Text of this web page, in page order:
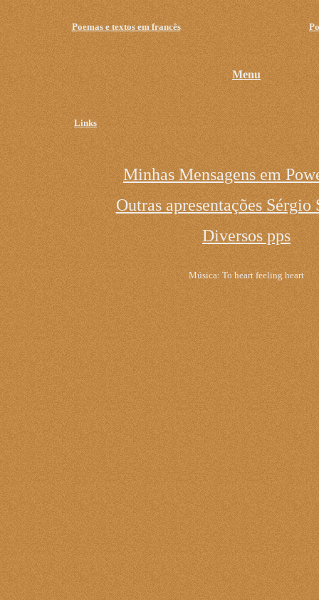
Poemas e textos em francês
Menu
Links
Minhas Mensagens em
Outras apresentações
Diversos pps
Música: To heart feeling heart